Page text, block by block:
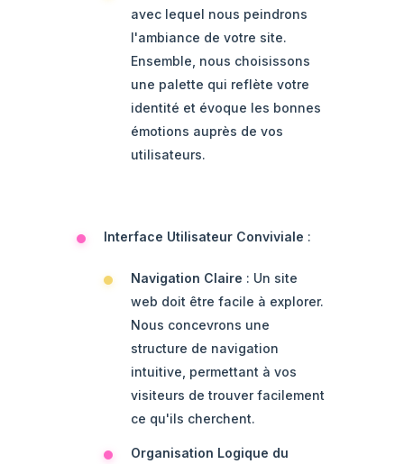
avec lequel nous peindrons
l'ambiance de votre site.
Ensemble, nous choisissons
une palette qui reflète votre
identité et évoque les bonnes
émotions auprès de vos
utilisateurs.
Interface Utilisateur Conviviale :
Navigation Claire : Un site
web doit être facile à explorer.
Nous concevrons une
structure de navigation
intuitive, permettant à vos
visiteurs de trouver facilement
ce qu'ils cherchent.
Organisation Logique du